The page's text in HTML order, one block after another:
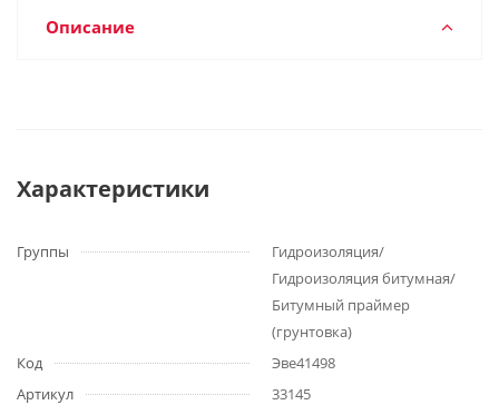
Описание
Характеристики
Группы
Гидроизоляция/
Гидроизоляция битумная/
Битумный праймер
(грунтовка)
Код
Эве41498
Артикул
33145